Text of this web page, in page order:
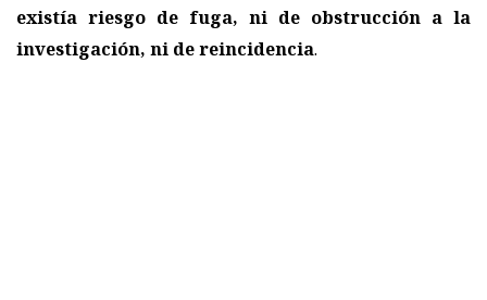
existía riesgo de fuga, ni de obstrucción a la
investigación, ni de reincidencia.